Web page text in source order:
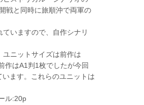
戦と同時に旅順沖で両軍の
いますので、自作シナリ
ニットサイズは前作は
作はA1判1枚でしたが今回
ます。これらのユニットは
ル:20p